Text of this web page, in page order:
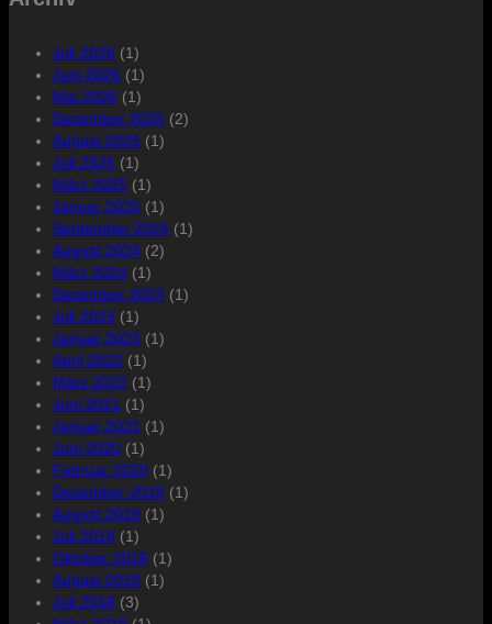
Juli 2026 (1)
Juni 2026 (1)
Mai 2026 (1)
Dezember 2025 (2)
August 2025 (1)
Juli 2025 (1)
März 2025 (1)
Januar 2025 (1)
September 2024 (1)
August 2024 (2)
März 2024 (1)
Dezember 2023 (1)
Juli 2023 (1)
Januar 2023 (1)
April 2022 (1)
März 2022 (1)
Juni 2021 (1)
Januar 2021 (1)
Juni 2020 (1)
Februar 2020 (1)
Dezember 2019 (1)
August 2019 (1)
Juli 2019 (1)
Oktober 2018 (1)
August 2018 (1)
Juli 2018 (3)